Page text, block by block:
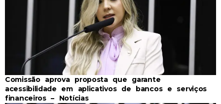
Comissão aprova proposta que garante
acessibilidade em aplicativos de bancos e serviços
financeiros – Notícias